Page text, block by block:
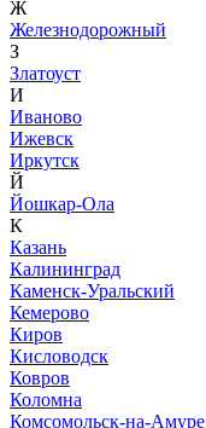
Ж
Железнодорожный
З
Златоуст
И
Иваново
Ижевск
Иркутск
Й
Йошкар-Ола
К
Казань
Калининград
Каменск-Уральский
Кемерово
Киров
Кисловодск
Ковров
Коломна
Комсомольск-на-Амуре